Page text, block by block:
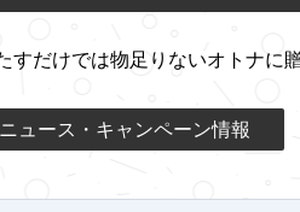
すだけでは物足りないオトナに
ニュース・キャンペーン情報